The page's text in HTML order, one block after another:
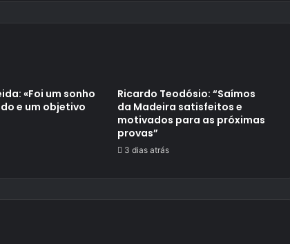
«Foi um sonho
e um objetivo
Ricardo Teodósio: “Saímos
da Madeira satisfeitos e
motivados para as próximas
provas”
3 dias atrás